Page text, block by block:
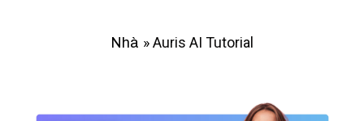
Nhà »Auris AI Tutorial